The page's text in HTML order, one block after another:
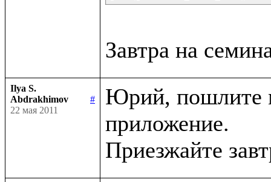
Ilya S.
Abdrakhimov
#
22 мая 2011
Юрий, пошлите
приложение.